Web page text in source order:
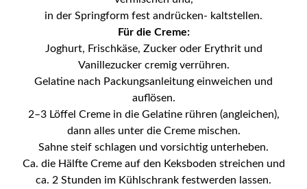
in der Springform fest andrücken- kaltstellen.
Für die Creme:
Joghurt, Frischkäse, Zucker oder Erythrit und
Vanillezucker cremig verrühren.
Gelatine nach Packungsanleitung einweichen und
auflösen.
2–3 Löffel Creme in die Gelatine rühren (angleichen),
dann alles unter die Creme mischen.
Sahne steif schlagen und vorsichtig unterheben.
Ca. die Hälfte Creme auf den Keksboden streichen und
ca. 2 Stunden im Kühlschrank festwerden lassen.